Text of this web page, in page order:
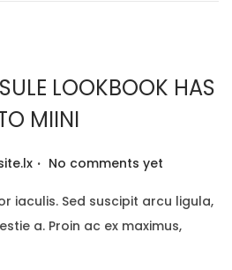
LOOKBOOK HAS
MIINI
. No comments yet
iaculis. Sed suscipit arcu ligula,
a. Proin ac ex maximus,